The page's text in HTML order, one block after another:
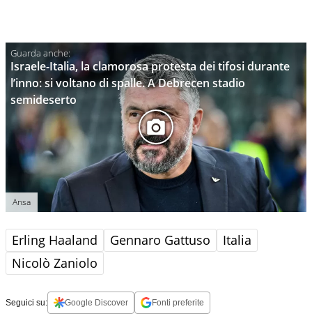
Israele-Italia, la clamorosa protesta dei tifosi durante
l’inno: si voltano di spalle. A Debrecen stadio
semideserto
Ansa
Erling Haaland Gennaro Gattuso
Italia
Nicolò Zaniolo
Seguici su: Google Discover Fonti preferite